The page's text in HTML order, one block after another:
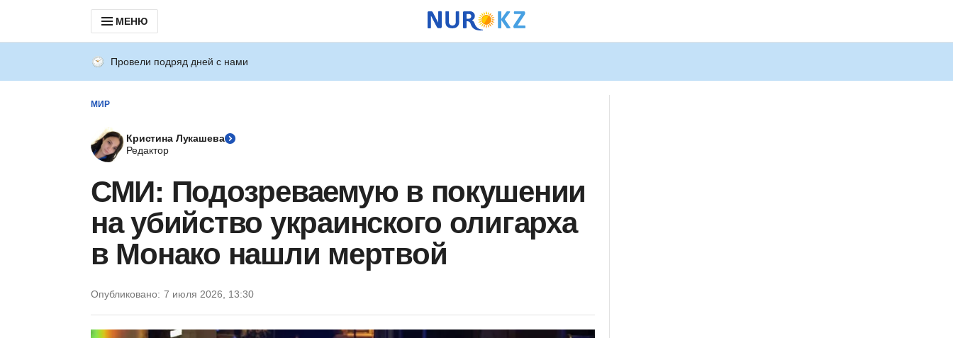
МЕНЮ
Провели подряд дней с нами
МИР
Кристина Лукашева
Редактор
СМИ: Подозреваемую в покушении
на убийство украинского олигарха
в Монако нашли мертвой
Опубликовано: 7 июля 2026, 13:30